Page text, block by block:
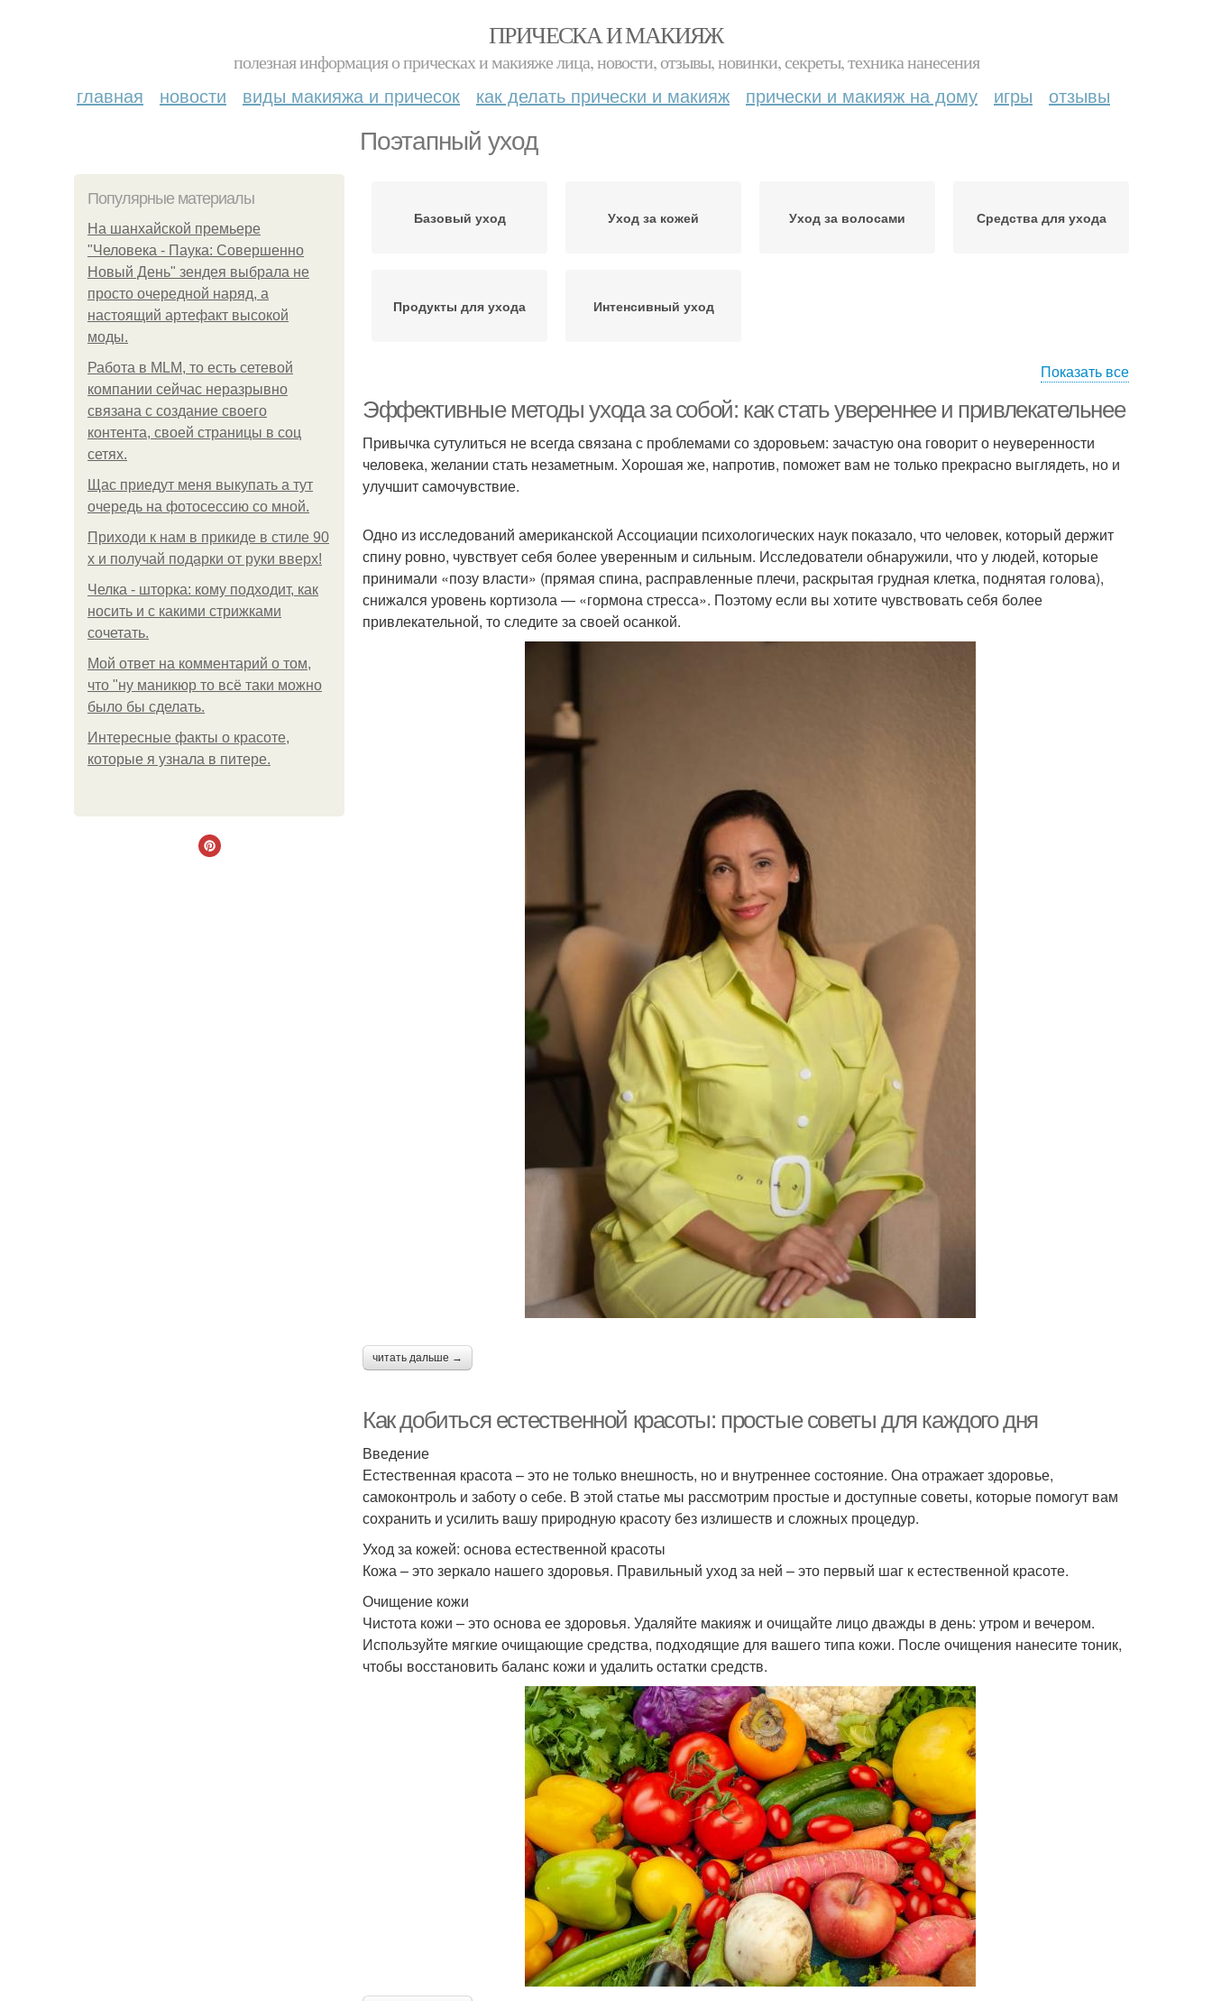
ПРИЧЕСКА И МАКИЯЖ
полезная информация о прическах и макияже лица, новости, отзывы, новинки, секреты, техника нанесения
главная новости виды макияжа и причесок как делать прически и макияж прически и макияж на дому игры отзывы
Поэтапный уход
Популярные материалы
На шанхайской премьере
"Человека - Паука: Совершенно
Новый День" зендея выбрала не
просто очередной наряд, а
настоящий артефакт высокой
моды.
Работа в MLM, то есть сетевой
компании сейчас неразрывно
связана с создание своего
контента, своей страницы в соц
сетях.
Щас приедут меня выкупать а тут
очередь на фотосессию со мной.
Приходи к нам в прикиде в стиле 90
х и получай подарки от руки вверх!
Челка - шторка: кому подходит, как
носить и с какими стрижками
сочетать.
Мой ответ на комментарий о том,
что "ну маникюр то всё таки можно
было бы сделать.
Интересные факты о красоте,
которые я узнала в питере.
Базовый уход Уход за кожей Уход за волосами Средства для ухода
Продукты для ухода Интенсивный уход
Показать все
Эффективные методы ухода за собой: как стать увереннее и привлекательнее
Привычка сутулиться не всегда связана с проблемами со здоровьем: зачастую она говорит о неуверенности
человека, желании стать незаметным. Хорошая же, напротив, поможет вам не только прекрасно выглядеть, но и
улучшит самочувствие.
Одно из исследований американской Ассоциации психологических наук показало, что человек, который держит
спину ровно, чувствует себя более уверенным и сильным. Исследователи обнаружили, что у людей, которые
принимали «позу власти» (прямая спина, расправленные плечи, раскрытая грудная клетка, поднятая голова),
снижался уровень кортизола — «гормона стресса». Поэтому если вы хотите чувствовать себя более
привлекательной, то следите за своей осанкой.
читать дальше →
Как добиться естественной красоты: простые советы для каждого дня
Введение
Естественная красота – это не только внешность, но и внутреннее состояние. Она отражает здоровье,
самоконтроль и заботу о себе. В этой статье мы рассмотрим простые и доступные советы, которые помогут вам
сохранить и усилить вашу природную красоту без излишеств и сложных процедур.
Уход за кожей: основа естественной красоты
Кожа – это зеркало нашего здоровья. Правильный уход за ней – это первый шаг к естественной красоте.
Очищение кожи
Чистота кожи – это основа ее здоровья. Удаляйте макияж и очищайте лицо дважды в день: утром и вечером.
Используйте мягкие очищающие средства, подходящие для вашего типа кожи. После очищения нанесите тоник,
чтобы восстановить баланс кожи и удалить остатки средств.